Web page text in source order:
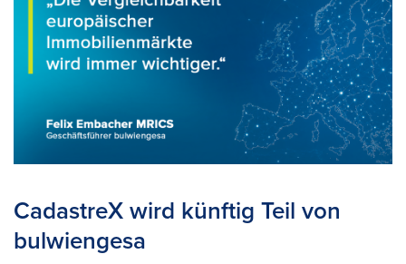
CadastreX wird künftig Teil von
bulwiengesa